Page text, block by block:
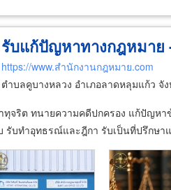
รับแก้ปัญหาทางกฎหมาย
https://www.สำนักงานกฎหมาย.com
ตำบลคูบางหลวง อำเภอลาดหลุมแก้ว จั
จริต ทนายความคดีปกครอง แก้ปัญหา
รับทำอุทธรณ์และฎีกา รับเป็นที่ปรึกษ